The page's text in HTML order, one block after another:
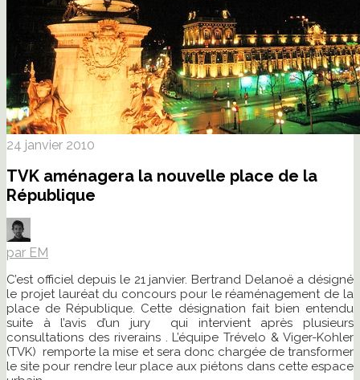
24 janvier 2010
TVK aménagera la nouvelle place de la
République
par EM
C’est officiel depuis le 21 janvier. Bertrand Delanoë a désigné
le projet lauréat du concours pour le réaménagement de la
place de République. Cette désignation fait bien entendu
suite à l’avis d’un jury qui intervient après plusieurs
consultations des riverains . L’équipe Trévelo & Viger-Kohler
(TVK) remporte la mise et sera donc chargée de transformer
le site pour rendre leur place aux piétons dans cette espace